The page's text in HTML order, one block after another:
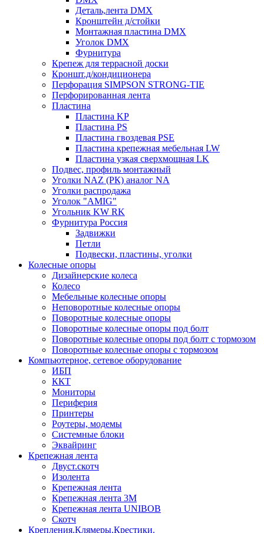
Деталь,лента DMX
Кронштейн д/стойки
Монтажная пластина DMX
Уголок DMX
Фурнитура
Крепеж для террасной доски
Кроншт.д/кондиционера
Перфорация SIMPSON STRONG-TIE
Перфорированная лента
Пластина
Пластина KP
Пластина PS
Пластина гвоздевая PSE
Пластина крепежная мебельная LW
Пластина узкая сверхмощная LK
Подвес, профиль монтажный
Уголки NAZ (РК) аналог NA
Уголки распродажа
Уголок "AMIG"
Угольник KW RK
Фурнитура Россия
Задвижки
Петли
Подвески, пластины, уголки
Колесные опоры
Дизайнерские колеса
Колесо
Мебельные колесные опоры
Неповоротные колесные опоры
Поворотные колесные опоры
Поворотные колесные опоры под болт
Поворотные колесные опоры под болт с тормозом
Поворотные колесные опоры с тормозом
Компьютерное, сетевое оборудование
ИБП
ККТ
Мониторы
Периферия
Принтеры
Роутеры, модемы
Системные блоки
Эквайринг
Крепежная лента
Двуст.скотч
Изолента
Крепежная лента
Крепежная лента 3М
Крепежная лента UNIBOB
Скотч
Крепления.Клямеры.Крестики.